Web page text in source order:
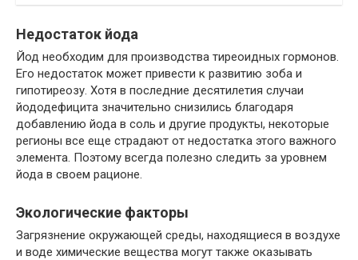
Недостаток йода
Йод необходим для производства тиреоидных гормонов.
Его недостаток может привести к развитию зоба и
гипотиреозу. Хотя в последние десятилетия случаи
йододефицита значительно снизились благодаря
добавлению йода в соль и другие продукты, некоторые
регионы все еще страдают от недостатка этого важного
элемента. Поэтому всегда полезно следить за уровнем
йода в своем рационе.
Экологические факторы
Загрязнение окружающей среды, находящиеся в воздухе
и воде химические вещества могут также оказывать